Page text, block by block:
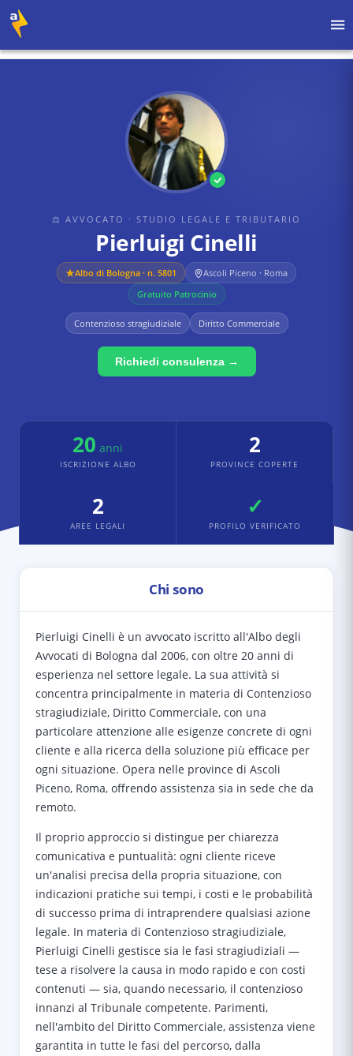
⚖ AVVOCATO · STUDIO LEGALE E TRIBUTARIO
Pierluigi Cinelli
Albo di Bologna · n. 5801
Ascoli Piceno · Roma
Gratuito Patrocinio
Contenzioso stragiudiziale Diritto Commerciale
Richiedi consulenza →
20 anni
ISCRIZIONE ALBO
2
PROVINCE COPERTE
2
AREE LEGALI
✓
PROFILO VERIFICATO
Chi sono
Pierluigi Cinelli è un avvocato iscritto all'Albo degli
Avvocati di Bologna dal 2006, con oltre 20 anni di
esperienza nel settore legale. La sua attività si
concentra principalmente in materia di Contenzioso
stragiudiziale, Diritto Commerciale, con una
particolare attenzione alle esigenze concrete di ogni
cliente e alla ricerca della soluzione più efficace per
ogni situazione. Opera nelle province di Ascoli
Piceno, Roma, offrendo assistenza sia in sede che da
remoto.
Il proprio approccio si distingue per chiarezza
comunicativa e puntualità: ogni cliente riceve
un'analisi precisa della propria situazione, con
indicazioni pratiche sui tempi, i costi e le probabilità
di successo prima di intraprendere qualsiasi azione
legale. In materia di Contenzioso stragiudiziale,
Pierluigi Cinelli gestisce sia le fasi stragiudiziali —
tese a risolvere la causa in modo rapido e con costi
contenuti — sia, quando necessario, il contenzioso
innanzi al Tribunale competente. Parimenti,
nell'ambito del Diritto Commerciale, assistenza viene
garantita in tutte le fasi del percorso, dalla